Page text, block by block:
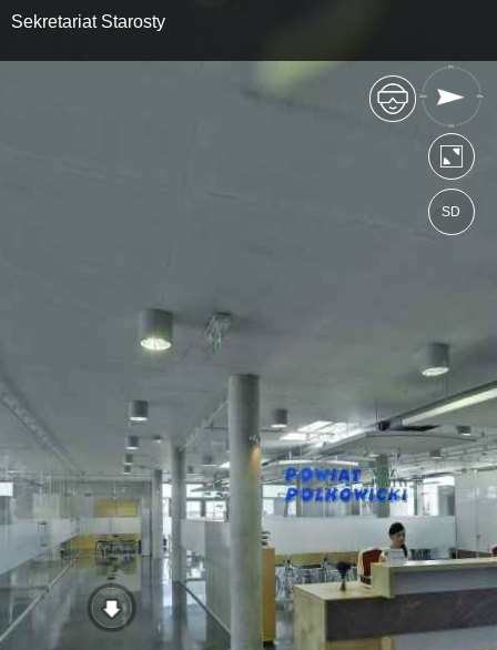
https://starostadpl.wkraj.pl
Mapa serwisu
Sekretariat Starosty
SD